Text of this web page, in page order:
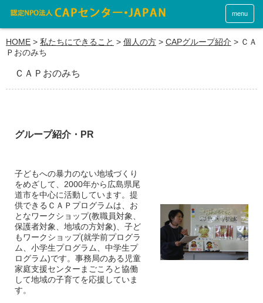
menu
HOME > 私たちにできること > 個人の方 > CAPグループ紹介 > ＣＡ
Ｐおのみち
ＣＡＰおのみち
グループ紹介・PR
子どもへの暴力のない地域づくり
をめざして、2000年から広島県尾
道市を中心に活動しています。提
供できるＣＡＰプログラムは、お
となワークショップ(教職員対象、
保護者対象、地域の方対象)、子ど
もワークショップ(就学前プログラ
ム、小学生プログラム、中学生プ
ログラム)です。事務局のある児童
家庭支援センターまごころと協働
して地域の子育てを応援していま
す。